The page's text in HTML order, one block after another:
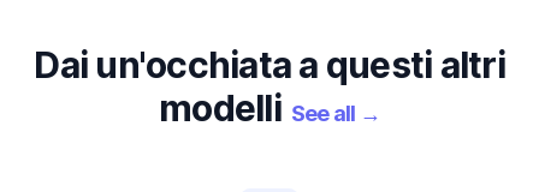
Dai un'occhiata a questi altri
modelli See all →